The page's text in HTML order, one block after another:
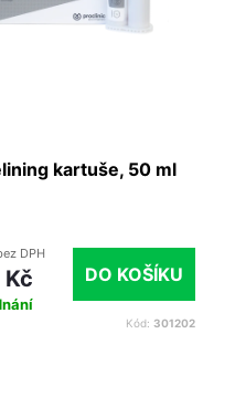
kartuše, 50 ml
DPH
Kč DO KOŠÍKU
Kód: 301202